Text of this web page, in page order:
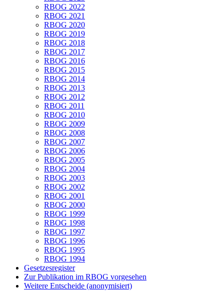
RBOG 2022
RBOG 2021
RBOG 2020
RBOG 2019
RBOG 2018
RBOG 2017
RBOG 2016
RBOG 2015
RBOG 2014
RBOG 2013
RBOG 2012
RBOG 2011
RBOG 2010
RBOG 2009
RBOG 2008
RBOG 2007
RBOG 2006
RBOG 2005
RBOG 2004
RBOG 2003
RBOG 2002
RBOG 2001
RBOG 2000
RBOG 1999
RBOG 1998
RBOG 1997
RBOG 1996
RBOG 1995
RBOG 1994
Gesetzesregister
Zur Publikation im RBOG vorgesehen
Weitere Entscheide (anonymisiert)